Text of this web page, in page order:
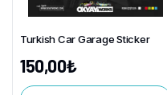
Turkish Car Garage Sticker
150,00₺